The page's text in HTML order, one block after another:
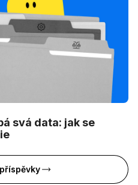
svá data: jak se